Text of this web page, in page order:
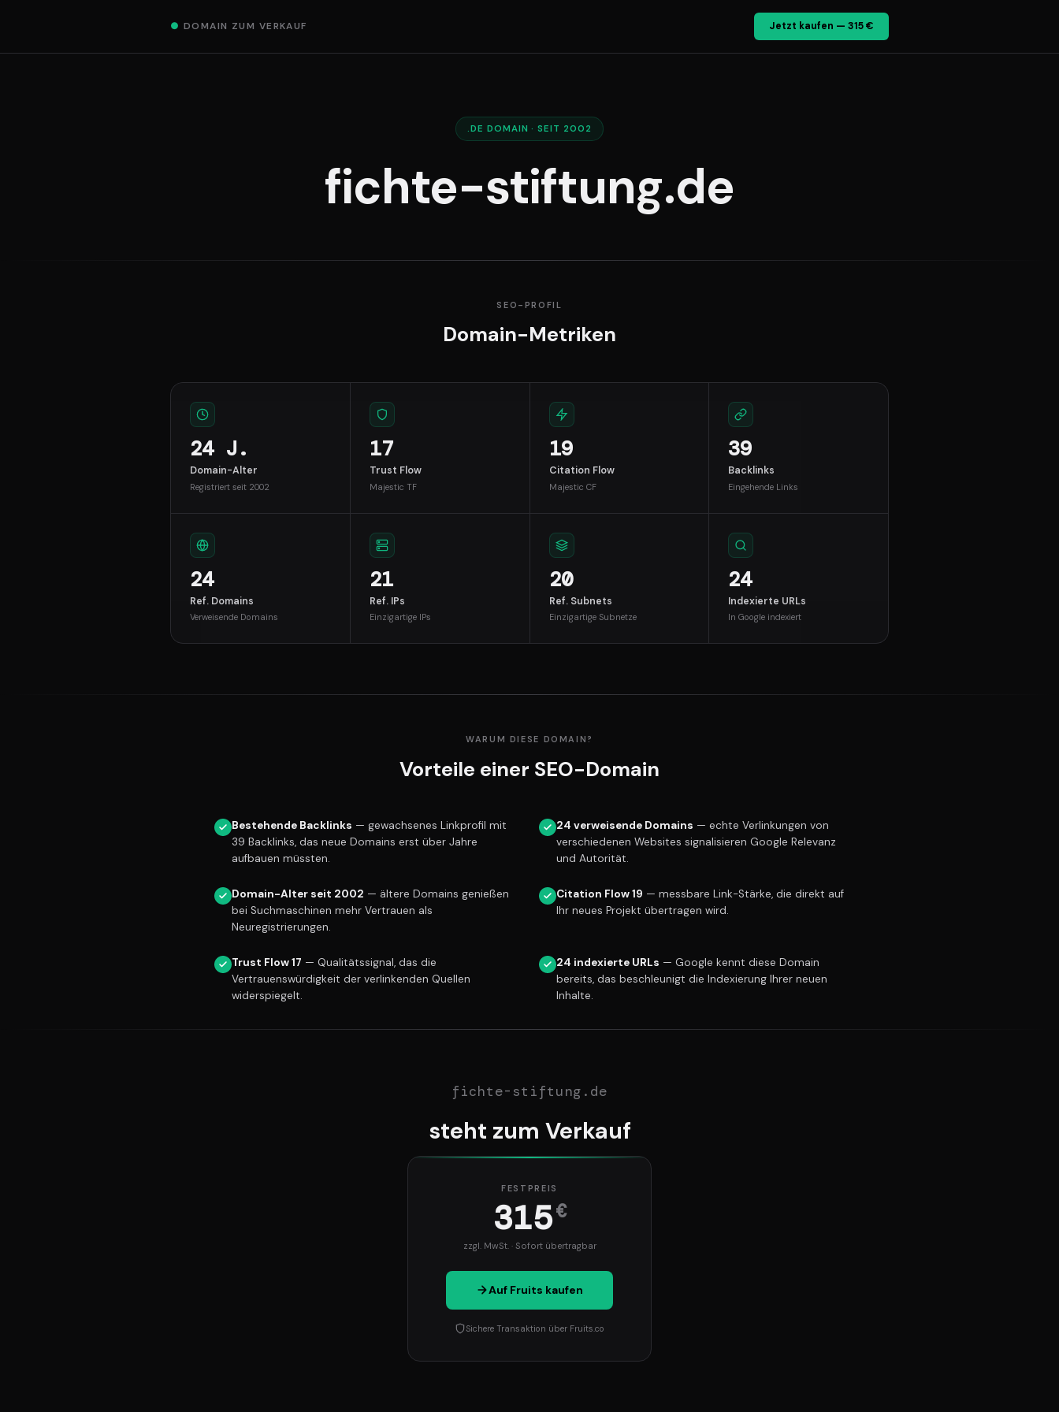
● DOMAIN ZUM VERKAUF Jetzt kaufen — 315 €
.DE DOMAIN · SEIT 2002
fichte-stiftung.de
SEO-PROFIL
Domain-Metriken
24 J.
Domain-Alter
Registriert seit 2002
17
Trust Flow
Majestic TF
19
Citation Flow
Majestic CF
39
Backlinks
Eingehende Links
24
Ref. Domains
Verweisende Domains
21
Ref. IPs
Einzigartige IPs
20
Ref. Subnets
Einzigartige Subnetze
24
Indexierte URLs
In Google indexiert
WARUM DIESE DOMAIN?
Vorteile einer SEO-Domain
Bestehende Backlinks — gewachsenes Linkprofil mit
39 Backlinks, das neue Domains erst über Jahre
aufbauen müssten.
24 verweisende Domains — echte Verlinkungen von
verschiedenen Websites signalisieren Google Relevanz
und Autorität.
Domain-Alter seit 2002 — ältere Domains genießen
bei Suchmaschinen mehr Vertrauen als
Neuregistrierungen.
Citation Flow 19 — messbare Link-Stärke, die direkt auf
Ihr neues Projekt übertragen wird.
Trust Flow 17 — Qualitätssignal, das die
Vertrauenswürdigkeit der verlinkenden Quellen
widerspiegelt.
24 indexierte URLs — Google kennt diese Domain
bereits, das beschleunigt die Indexierung Ihrer neuen
Inhalte.
fichte-stiftung.de
steht zum Verkauf
FESTPREIS
315€
zzgl. MwSt. · Sofort übertragbar
Auf Fruits kaufen
Sichere Transaktion über Fruits.co